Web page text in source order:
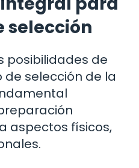
selección
posibilidades de
de selección de la
aspectos físicos,